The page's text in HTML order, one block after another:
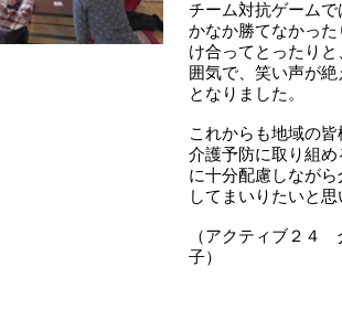
チーム対抗ゲーム
かなか勝てなかっ
け合ってとったり
囲気で、笑い声が
となりました。
これからも地域の
介護予防に取り組
に十分配慮しなが
してまいりたいと
（アクティブ２４
子）